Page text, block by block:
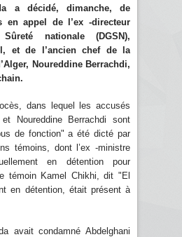
a décidé, dimanche, de
en appel de l’ex -directeur
nationale (DGSN),
et de l’ancien chef de la
Noureddine Berrachdi,
dans lequel les accusés
Noureddine Berrachdi sont
de fonction" a été dicté par
témoins, dont l’ex -ministre
en détention pour
témoin Kamel Chikhi, dit "El
en détention, était présent à
avait condamné Abdelghani